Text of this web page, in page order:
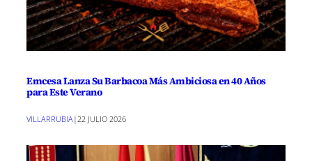
Emcesa Lanza Su Barbacoa Más Ambiciosa en 40 Años
para Este Verano
VILLARRUBIA | 22 JULIO 2026